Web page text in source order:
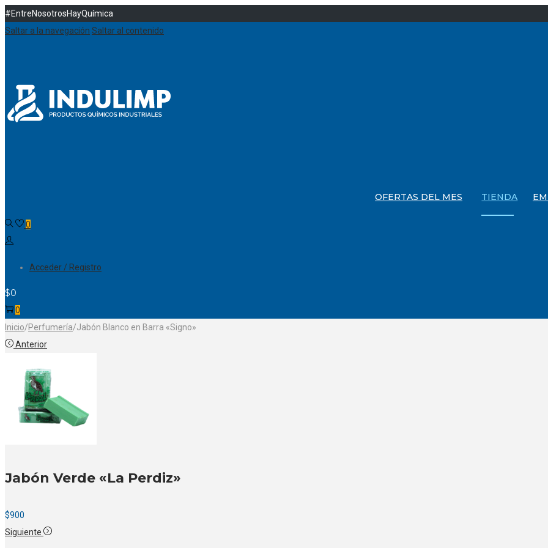
#EntreNosotrosHayQuímica
Saltar a la navegación Saltar al contenido
OFERTAS DEL MES TIENDA
0
Acceder / Registro
$0
0
Inicio/Perfumería/Jabón Blanco en Barra «Signo»
Anterior
Jabón Verde «La Perdiz»
$900
Siguiente